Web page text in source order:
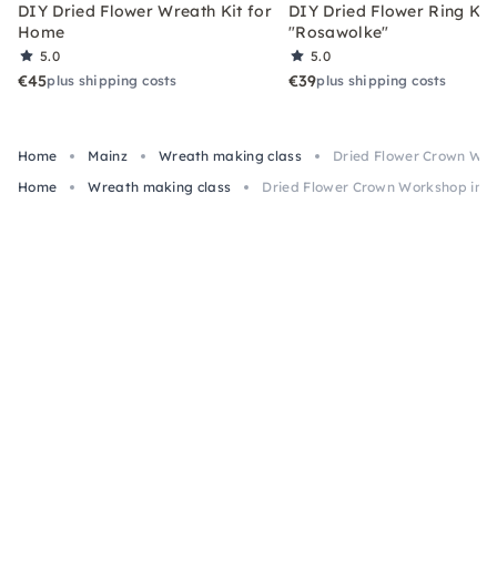
DIY Dried Flower Wreath Kit for
Home
5.0
€45plus shipping costs
DIY Dried Flower Ring Kit
"Rosawolke"
5.0
€39plus shipping costs
Home Mainz Wreath making class
Dried Flower Crown
Home
Wreath making class Dried Flower Crown Workshop in